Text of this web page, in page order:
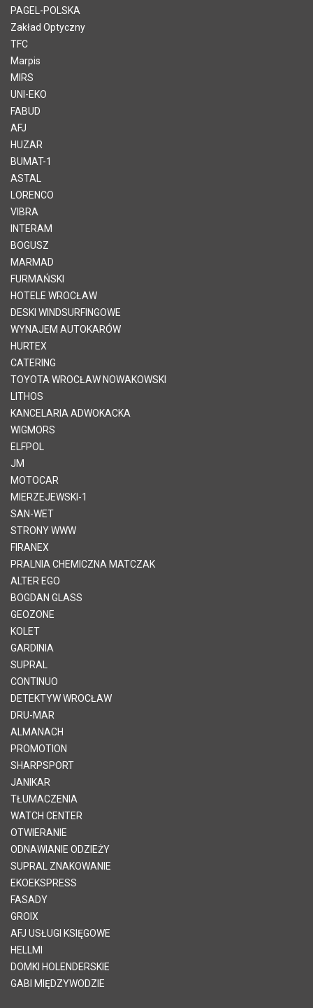
PAGEL-POLSKA
Zakład Optyczny
TFC
Marpis
MIRS
UNI-EKO
FABUD
AFJ
HUZAR
BUMAT-1
ASTAL
LORENCO
VIBRA
INTERAM
BOGUSZ
MARMAD
FURMAŃSKI
HOTELE WROCŁAW
DESKI WINDSURFINGOWE
WYNAJEM AUTOKARÓW
HURTEX
CATERING
TOYOTA WROCŁAW NOWAKOWSKI
LITHOS
KANCELARIA ADWOKACKA
WIGMORS
ELFPOL
JM
MOTOCAR
MIERZEJEWSKI-1
SAN-WET
STRONY WWW
FIRANEX
PRALNIA CHEMICZNA MATCZAK
ALTER EGO
BOGDAN GLASS
GEOZONE
KOLET
GARDINIA
SUPRAL
CONTINUO
DETEKTYW WROCŁAW
DRU-MAR
ALMANACH
PROMOTION
SHARPSPORT
JANIKAR
TŁUMACZENIA
WATCH CENTER
OTWIERANIE
ODNAWIANIE ODZIEŻY
SUPRAL ZNAKOWANIE
EKOEKSPRESS
FASADY
GROIX
AFJ USŁUGI KSIĘGOWE
HELLMI
DOMKI HOLENDERSKIE
GABI MIĘDZYWODZIE